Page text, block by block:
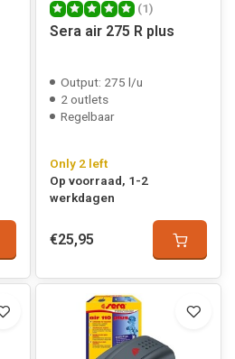
(1)
Sera air 275 R plus
Output: 275 l/u
2 outlets
Regelbaar
Only 2 left
Op voorraad, 1-2
werkdagen
€25,95